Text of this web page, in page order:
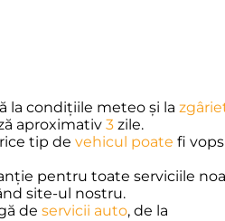
la condițiile meteo și la
aproximativ3 zile.
tip devehicul poate fi
pentru toate serviciile
site-ul nostru.
deservicii auto, de la